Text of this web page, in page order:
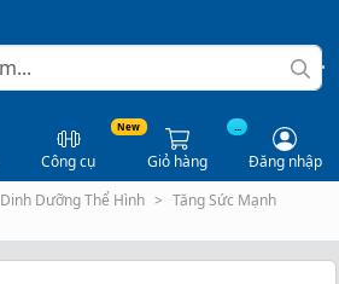
New
Công cụ
...
Giỏ hàng
Đăng nhập
Dinh Dưỡng Thể Hình
Tăng Sức Mạnh